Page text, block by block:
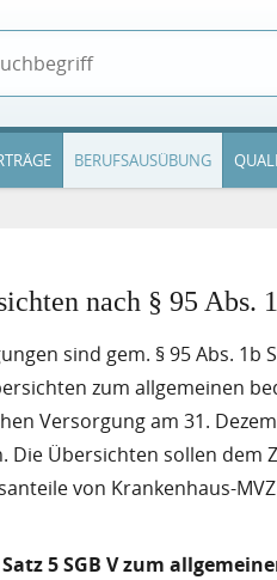
BERUFSAUSÜBUNG
nach § 95 Abs.
sind gem. § 95 Abs. 1b
zum allgemeinen
Versorgung am 31.
Übersichten sollen dem
von Krankenhaus-
5 SGB V zum